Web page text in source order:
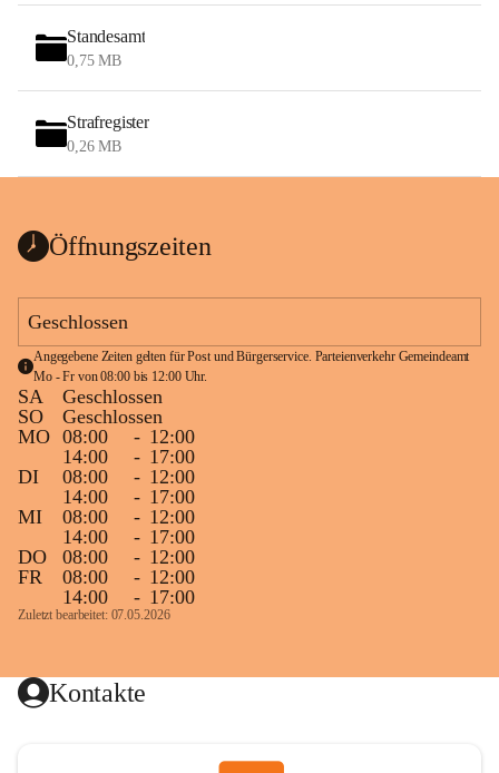
Standesamt
0,75 MB
Strafregister
0,26 MB
Öffnungszeiten
Geschlossen
Angegebene Zeiten gelten für Post und Bürgerservice. Parteienverkehr Gemeindeamt
Mo - Fr von 08:00 bis 12:00 Uhr.
SA
Geschlossen
SO
Geschlossen
MO 08:00 - 12:00
14:00
- 17:00
DI
08:00 - 12:00
14:00
- 17:00
MI
08:00 - 12:00
14:00
- 17:00
DO
08:00 - 12:00
FR
08:00 - 12:00
14:00
- 17:00
Zuletzt bearbeitet: 07.05.2026
Kontakte